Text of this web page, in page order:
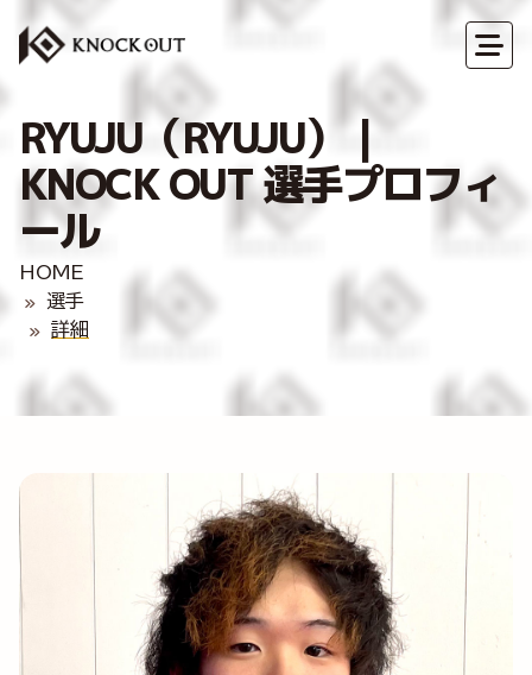
RYUJU（RYUJU）｜
KNOCK OUT 選手プロフィ
ール
HOME
選手
詳細